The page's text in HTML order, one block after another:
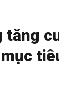
tăng